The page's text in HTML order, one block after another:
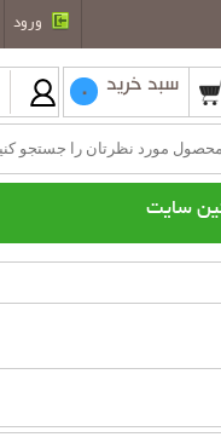
ورود
سبد خرید 0
یدکی بخاری نفتی
سایت